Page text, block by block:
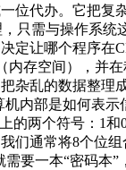
位代办。它把
需与操作系统
定让哪个程序
存空间），并
杂乱的数据整
机内部是如何表
的两个符号：1
们通常将8个位
要一本“密码